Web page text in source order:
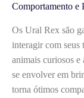
Comportamento e
Os Ural Rex são
interagir com seus
animais curiosos e
se envolver em
torna ótimos